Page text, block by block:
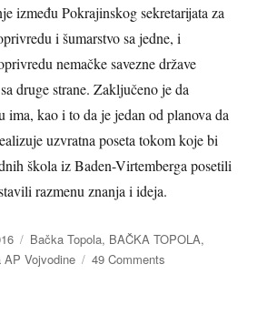
između Pokrajinskog sekretarijata za
i šumarstvo sa jedne, i
nemačke savezne države
druge strane. Zaključeno je da
ima, kao i to da je jedan od planova da
uzvratna poseta tokom koje bi
škola iz Baden-Virtemberga posetili
razmenu znanja i ideja.
Categories
Bačka Topola, BAČKA TOPOLA,
AP Vojvodine 49 Comments